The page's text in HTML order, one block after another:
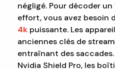
négligé. Pour décoder un
effort, vous avez besoin
4k puissante. Les
anciennes clés de
entraînant des
Nvidia Shield Pro, les